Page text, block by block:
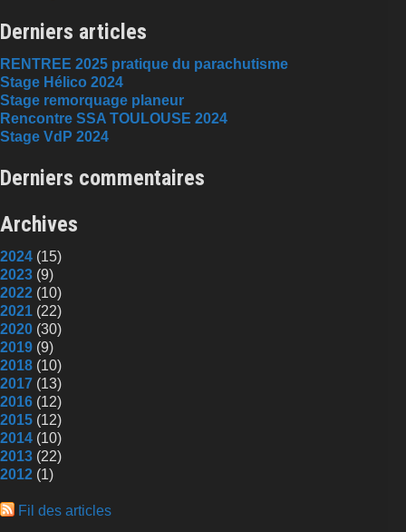
Derniers articles
RENTREE 2025 pratique du parachutisme
Stage Hélico 2024
Stage remorquage planeur
Rencontre SSA TOULOUSE 2024
Stage VdP 2024
Derniers commentaires
Archives
2024 (15)
2023 (9)
2022 (10)
2021 (22)
2020 (30)
2019 (9)
2018 (10)
2017 (13)
2016 (12)
2015 (12)
2014 (10)
2013 (22)
2012 (1)
Fil des articles